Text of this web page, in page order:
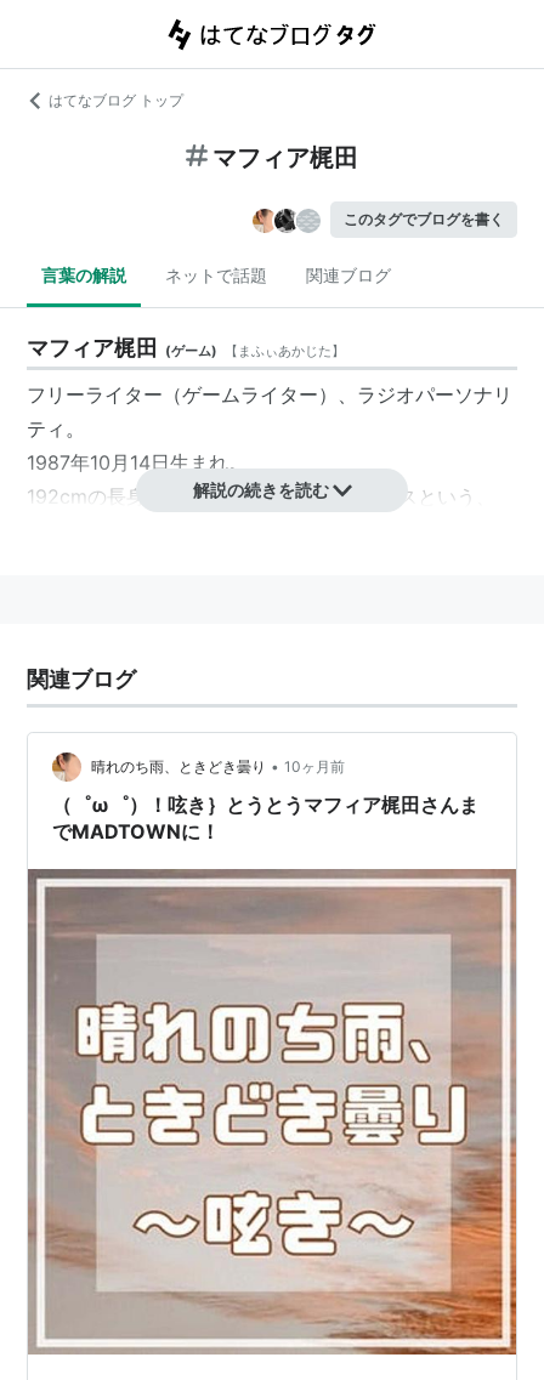
はてなブログ トップ
マフィア梶田
このタグでブログを書く
言葉の解説 ネットで話題 関連ブログ
マフィア梶田 (ゲーム) 【 まふぃあかじた】
フリーライター（ゲームライター）、ラジオパーソナリ
ティ。
1987年10月14日生まれ。
192cmの長身で、スキンヘッドにサングラスという、
執筆活動
連載
マフィア梶田の立体ヤりたい - モデルグラフィック
ス不定期連載
マフィア梶田の“バーサーカーでも分かる！”FGO講座
- Fate/Grand Order公式サイトにて連載
杉田智和のアニゲラ!ディドゥーーン（文化放送
超!A&G+：2009年4月9日〜） - アシスタント
杉田智和のデュクシwアイテテww（Kiss-FM
KOBE：2009年7月4日〜2010年1月30日） - パーソ
ナリティ
RADIO 4Gamer（文化放送超!A&G+：2010年4月8
日〜2014年12月25日 ） - アシスタント
RADIO 4Gamer Tap(仮)（文化放送超!A&G+：2015
年1月9日〜） - メインパーソナリティ
4Gamer TV〜突然!ブッピGAN!〜（4Gamer.netの動
画コンテンツ：2012年2月24日〜） - メインパーソ
解説の続きを読む
関連ブログ
晴れのち雨、ときどき曇り • 10ヶ月前
（゜ω゜）！呟き｝とうとうマフィア梶田さんま
でMADTOWNに！